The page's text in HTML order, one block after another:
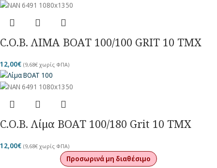
C.O.B. ΛΙΜΑ BOAT 100/100 GRIT 10 TMX
12,00€ (9,68€ χωρίς ΦΠΑ)
C.O.B. Λίμα BOAT 100/180 Grit 10 TMX
12,00€ (9,68€ χωρίς ΦΠΑ)
Προσωρινά μη διαθέσιμο